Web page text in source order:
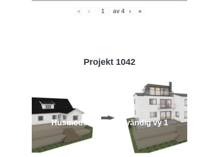
« ‹ av 4 › »
Projekt 1042
Husmodell 1042 - Utvändig vy 1